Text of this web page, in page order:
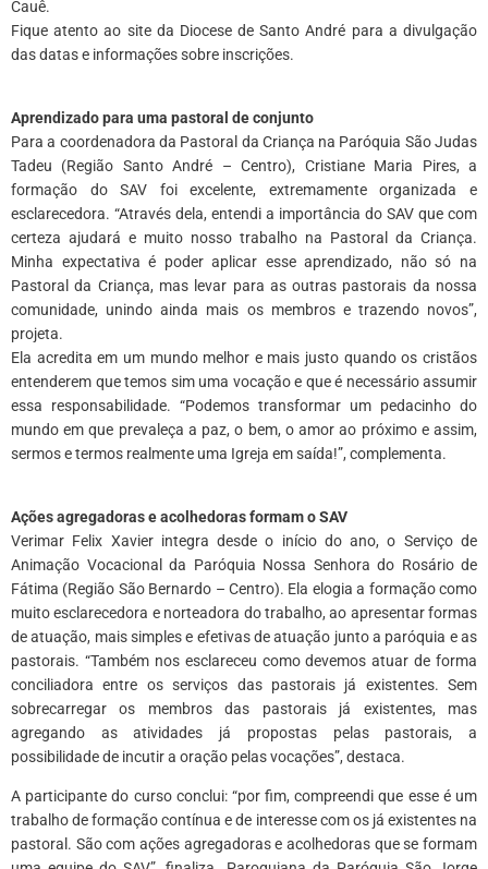
Cauê.
Fique atento ao site da Diocese de Santo André para a divulgação
das datas e informações sobre inscrições.
Aprendizado para uma pastoral de conjunto
Para a coordenadora da Pastoral da Criança na Paróquia São Judas
Tadeu (Região Santo André – Centro), Cristiane Maria Pires, a
formação do SAV foi excelente, extremamente organizada e
esclarecedora. “Através dela, entendi a importância do SAV que com
certeza ajudará e muito nosso trabalho na Pastoral da Criança.
Minha expectativa é poder aplicar esse aprendizado, não só na
Pastoral da Criança, mas levar para as outras pastorais da nossa
comunidade, unindo ainda mais os membros e trazendo novos”,
projeta.
Ela acredita em um mundo melhor e mais justo quando os cristãos
entenderem que temos sim uma vocação e que é necessário assumir
essa responsabilidade. “Podemos transformar um pedacinho do
mundo em que prevaleça a paz, o bem, o amor ao próximo e assim,
sermos e termos realmente uma Igreja em saída!”, complementa.
Ações agregadoras e acolhedoras formam o SAV
Verimar Felix Xavier integra desde o início do ano, o Serviço de
Animação Vocacional da Paróquia Nossa Senhora do Rosário de
Fátima (Região São Bernardo – Centro). Ela elogia a formação como
muito esclarecedora e norteadora do trabalho, ao apresentar formas
de atuação, mais simples e efetivas de atuação junto a paróquia e as
pastorais. “Também nos esclareceu como devemos atuar de forma
conciliadora entre os serviços das pastorais já existentes. Sem
sobrecarregar os membros das pastorais já existentes, mas
agregando as atividades já propostas pelas pastorais, a
possibilidade de incutir a oração pelas vocações”, destaca.
A participante do curso conclui: “por fim, compreendi que esse é um
trabalho de formação contínua e de interesse com os já existentes na
pastoral. São com ações agregadoras e acolhedoras que se formam